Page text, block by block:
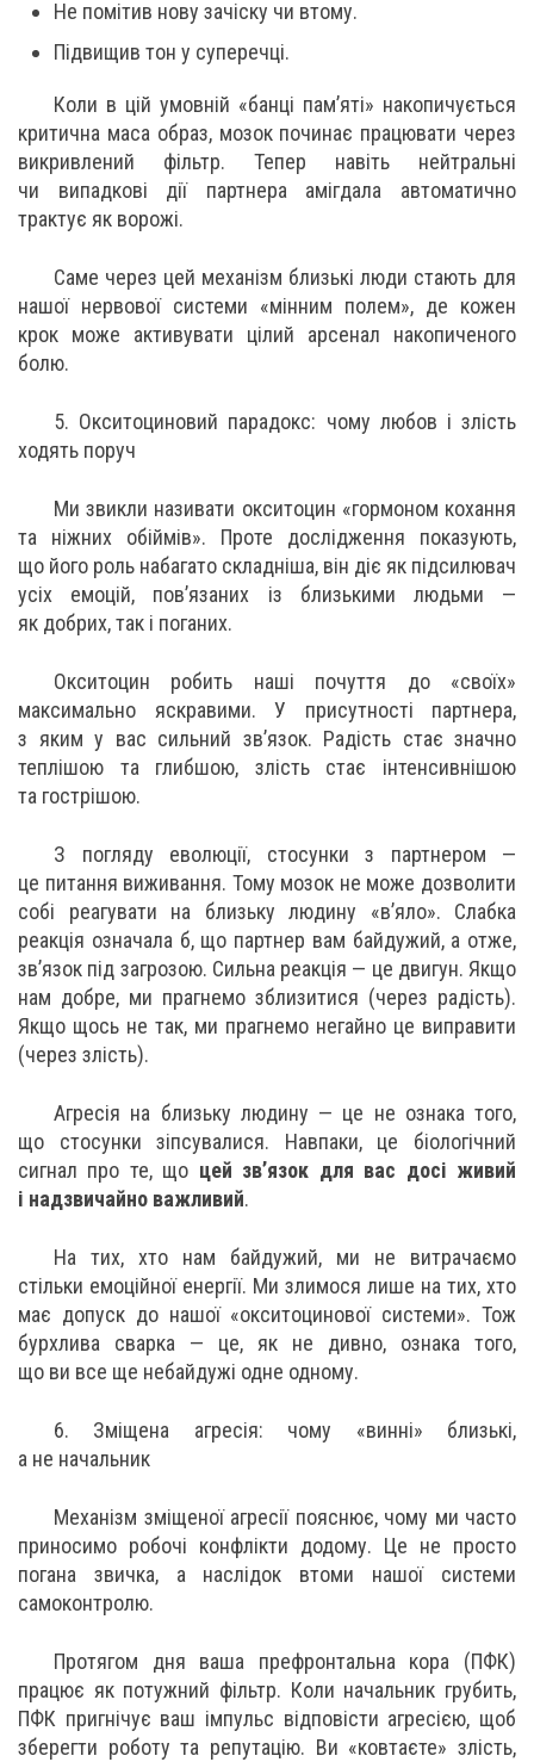
Не помітив нову зачіску чи втому.
Підвищив тон у суперечці.
Коли в цій умовній «банці пам’яті» накопичується
критична маса образ, мозок починає працювати через
викривлений фільтр. Тепер навіть нейтральні
чи випадкові дії партнера амігдала автоматично
трактує як ворожі.
Саме через цей механізм близькі люди стають для
нашої нервової системи «мінним полем», де кожен
крок може активувати цілий арсенал накопиченого
болю.
5. Окситоциновий парадокс: чому любов і злість
ходять поруч
Ми звикли називати окситоцин «гормоном кохання
та ніжних обіймів». Проте дослідження показують,
що його роль набагато складніша, він діє як підсилювач
усіх емоцій, пов’язаних із близькими людьми —
як добрих, так і поганих.
Окситоцин робить наші почуття до «своїх»
максимально яскравими. У присутності партнера,
з яким у вас сильний зв’язок. Радість стає значно
теплішою та глибшою, злість стає інтенсивнішою
та гострішою.
З погляду еволюції, стосунки з партнером —
це питання виживання. Тому мозок не може дозволити
собі реагувати на близьку людину «в’яло». Слабка
реакція означала б, що партнер вам байдужий, а отже,
зв’язок під загрозою. Сильна реакція — це двигун. Якщо
нам добре, ми прагнемо зблизитися (через радість).
Якщо щось не так, ми прагнемо негайно це виправити
(через злість).
Агресія на близьку людину — це не ознака того,
що стосунки зіпсувалися. Навпаки, це біологічний
сигнал про те, що цей зв’язок для вас досі живий
і надзвичайно важливий.
На тих, хто нам байдужий, ми не витрачаємо
стільки емоційної енергії. Ми злимося лише на тих, хто
має допуск до нашої «окситоцинової системи». Тож
бурхлива сварка — це, як не дивно, ознака того,
що ви все ще небайдужі одне одному.
6. Зміщена агресія: чому «винні» близькі,
а не начальник
Механізм зміщеної агресії пояснює, чому ми часто
приносимо робочі конфлікти додому. Це не просто
погана звичка, а наслідок втоми нашої системи
самоконтролю.
Протягом дня ваша префронтальна кора (ПФК)
працює як потужний фільтр. Коли начальник грубить,
ПФК пригнічує ваш імпульс відповісти агресією, щоб
зберегти роботу та репутацію. Ви «ковтаєте» злість,